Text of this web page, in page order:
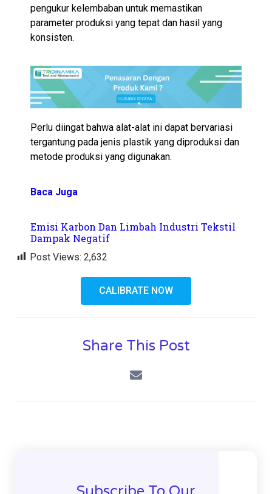
pengukur kelembaban untuk memastikan
parameter produksi yang tepat dan hasil yang
konsisten.
Perlu diingat bahwa alat-alat ini dapat bervariasi
tergantung pada jenis plastik yang diproduksi dan
metode produksi yang digunakan.
Baca Juga
Emisi Karbon Dan Limbah Industri Tekstil
Dampak Negatif
Post Views: 2,632
CALIBRATE NOW
Share This Post